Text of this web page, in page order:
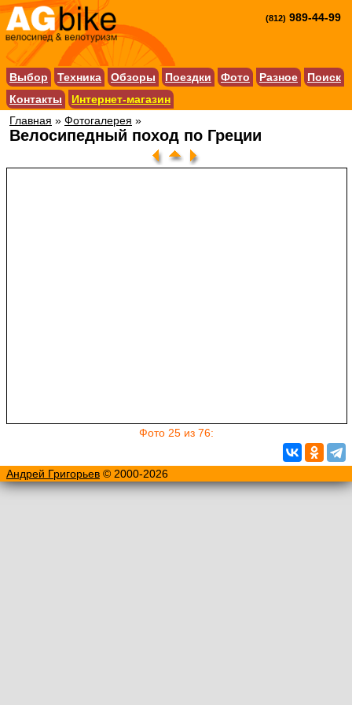
(812) 989-44-99
Выбор Техника Обзоры Поездки Фото Разное
Поиск
Контакты
Интернет-магазин
Главная » Фотогалерея »
Велосипедный поход по Греции
Фото 25 из 76:
Андрей Григорьев © 2000-2026